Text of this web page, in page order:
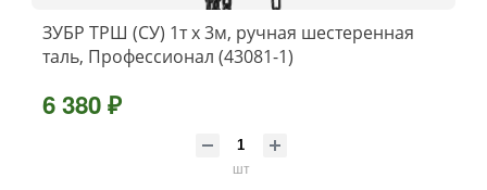
ЗУБР ТРШ (СУ) 1т х 3м, ручная шестеренная
таль, Профессионал (43081-1)
6 380 ₽
шт